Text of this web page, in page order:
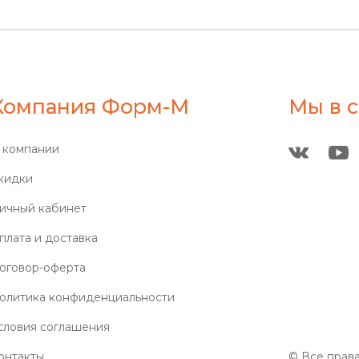
Форм-М
кабинет
и доставка
оферта
конфиденциальности
соглашения
Мы в